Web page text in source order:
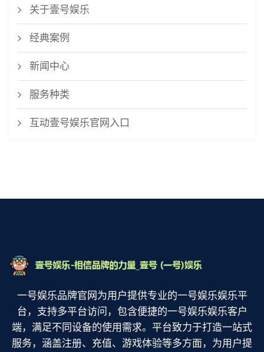
关于壹号娱乐
经典案例
新闻中心
服务种类
互动壹号娱乐官网入口
一号娱乐品牌官网为用户提供专业的一号娱乐娱乐平
台，支持多平台访问，包含便捷的一号娱乐娱乐客户
端，满足不同设备的使用需求。平台致力于打造一站式
服务，涵盖注册、充值、游戏体验等多方面，为用户提